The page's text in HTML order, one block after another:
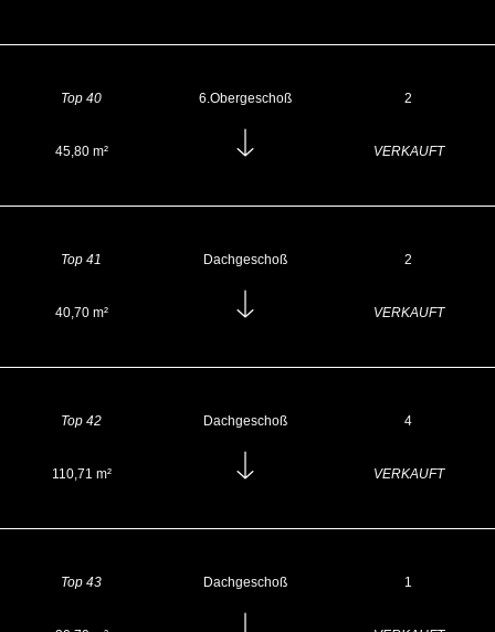
Top 40 6.Obergeschoß 2
45,80 m² VERKAUFT
Top 41 Dachgeschoß 2
40,70 m² VERKAUFT
Top 42 Dachgeschoß 4
110,71 m² VERKAUFT
Top 43 Dachgeschoß 1